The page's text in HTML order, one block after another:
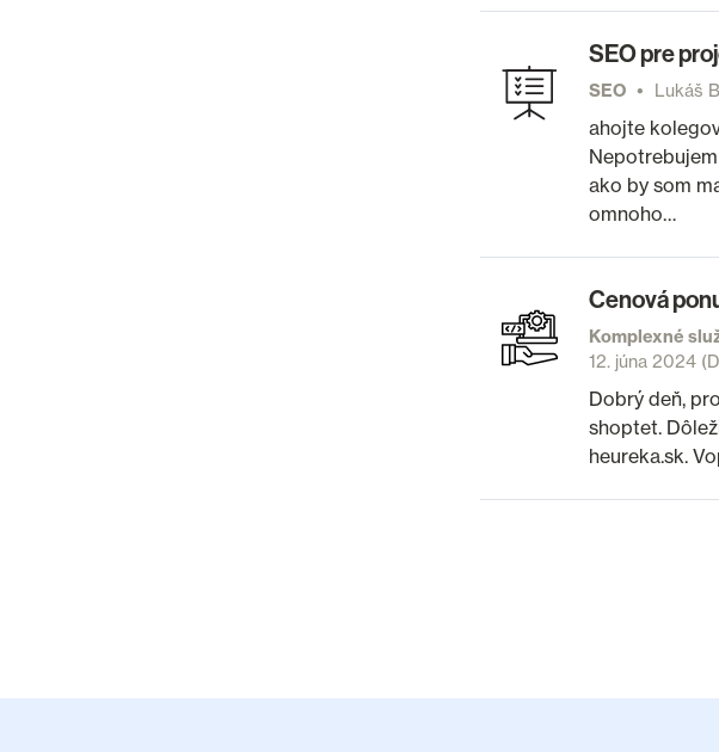
SEO pre
SEO Lukáš
ahojte
ako by som
omnoho…
Cenová
Komplexné
12. júna 2024
Dobrý deň,
shoptet.
heureka.sk.